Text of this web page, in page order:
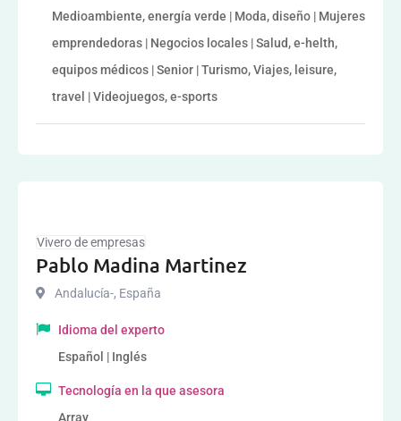
Medioambiente, energía verde | Moda, diseño | Mujeres
emprendedoras | Negocios locales | Salud, e-helth,
equipos médicos | Senior | Turismo, Viajes, leisure,
travel | Videojuegos, e-sports
Vivero de empresas
Pablo Madina Martinez
Andalucía-, España
Idioma del experto
Español | Inglés
Tecnología en la que asesora
Array